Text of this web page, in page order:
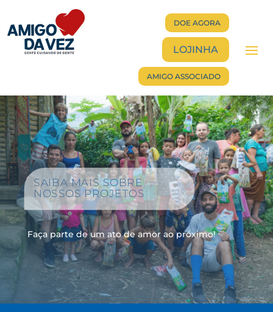
DOE AGORA
LOJINHA
AMIGO ASSOCIADO
SAIBA MAIS SOBRE
NOSSOS PROJETOS
Faça parte de um ato de amor ao próximo!